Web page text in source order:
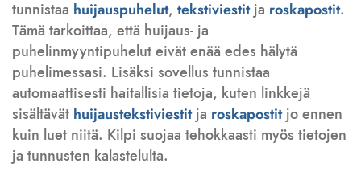
tunnistaa huijauspuhelut, tekstiviestitja roskapostit.
Tämä tarkoittaa, että huijaus- ja
puhelinmyyntipuhelut eivät enää edes hälytä
puhelimessasi. Lisäksi sovellus tunnistaa
automaattisesti haitallisia tietoja, kuten linkkejä
sisältävät huijaustekstiviestitja roskapostitjo ennen
kuin luet niitä. Kilpi suojaa tehokkaasti myös tietojen
ja tunnusten kalastelulta.